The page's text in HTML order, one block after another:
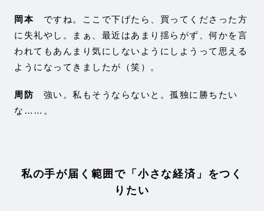
岡本 ですね。ここで下げたら、買ってくださった方
に失礼やし。まぁ、最近はあまり揺らがず、何かを言
われてもあんまり気にしないようにしようって思える
ようになってきましたが（笑）。
周防 強い。私もそうならないと。孤独に勝ちたい
な……。
私の手が届く範囲で「小さな経済」をつく
りたい